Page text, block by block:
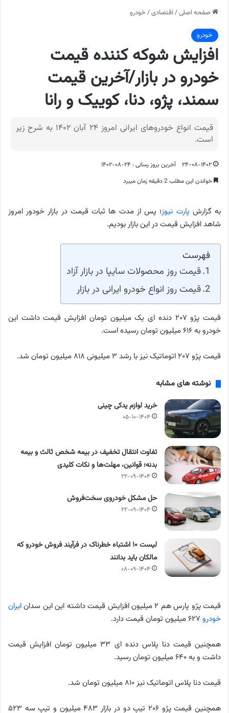
صفحه اصلی/ اقتصادی/ خودرو
خودرو
افزایش شوکه کننده قیمت
خودرو در بازار/آخرین قیمت
سمند، پژو، دنا، کوییک و رانا
قیمت انواع خودروهای ایرانی امروز ۲۴ آبان ۱۴۰۲ به شرح زیر
است.
۲۴-۰۸-۱۴۰۲
آخرین بروز رسانی : ۲۴-۰۸-۱۴۰۲
خواندن این مطلب 2 دقیقه زمان میبرد
به گزارش پارت نیوز؛ پس از مدت ها ثبات قیمت در بازار خودور امروز
شاهد افزایش قیمت در این بازار بودیم.
فهرست
قیمت روز محصولات سایپا در بازار آزاد
قیمت روز انواع خودرو ایرانی در بازار
قیمت پژو ۲۰۷ دنده ای یک میلیون تومان افزایش قیمت داشت این
خودرو به ۶۱۶ میلیون تومان رسیده است.
قیمت پژو ۲۰۷ اتوماتیک نیز با رشد ۳ میلیونی ۸۱۸ میلیون تومان شد.
نوشته های مشابه
خرید لوازم یدکی چینی
۰۵-۱۰-۱۴۰۴
تفاوت انتقال تخفیف در بیمه شخص ثالث و بیمه
بدنه؛ قوانین، مهلت‌ها و نکات کلیدی
۲۲-۰۹-۱۴۰۴
حل مشکل خودروی سخت‌فروش
۲۲-۰۹-۱۴۰۴
لیست ۱۰ اشتباه خطرناک در فرآیند فروش خودرو که
مالکان باید بدانند
۰۸-۰۹-۱۴۰۴
قیمت پژو پارس هم ۲ میلیون افزایش قیمت داشته این این سدان
ایران
خودرو
همچنین قیمت دنا پلاس دنده ای ۳۳ میلیون تومان افزایش قیمت
داشت و به ۶۴۰ میلیون تومان رسید.
قیمت دنا پلاس اتوماتیک نیز ۸۱۰ میلیون تومان شد.
همچنین قیمت پژو ۲۰۶ تیپ دو در بازار ۴۸۳ میلیون و تیپ سه ۵۲۳